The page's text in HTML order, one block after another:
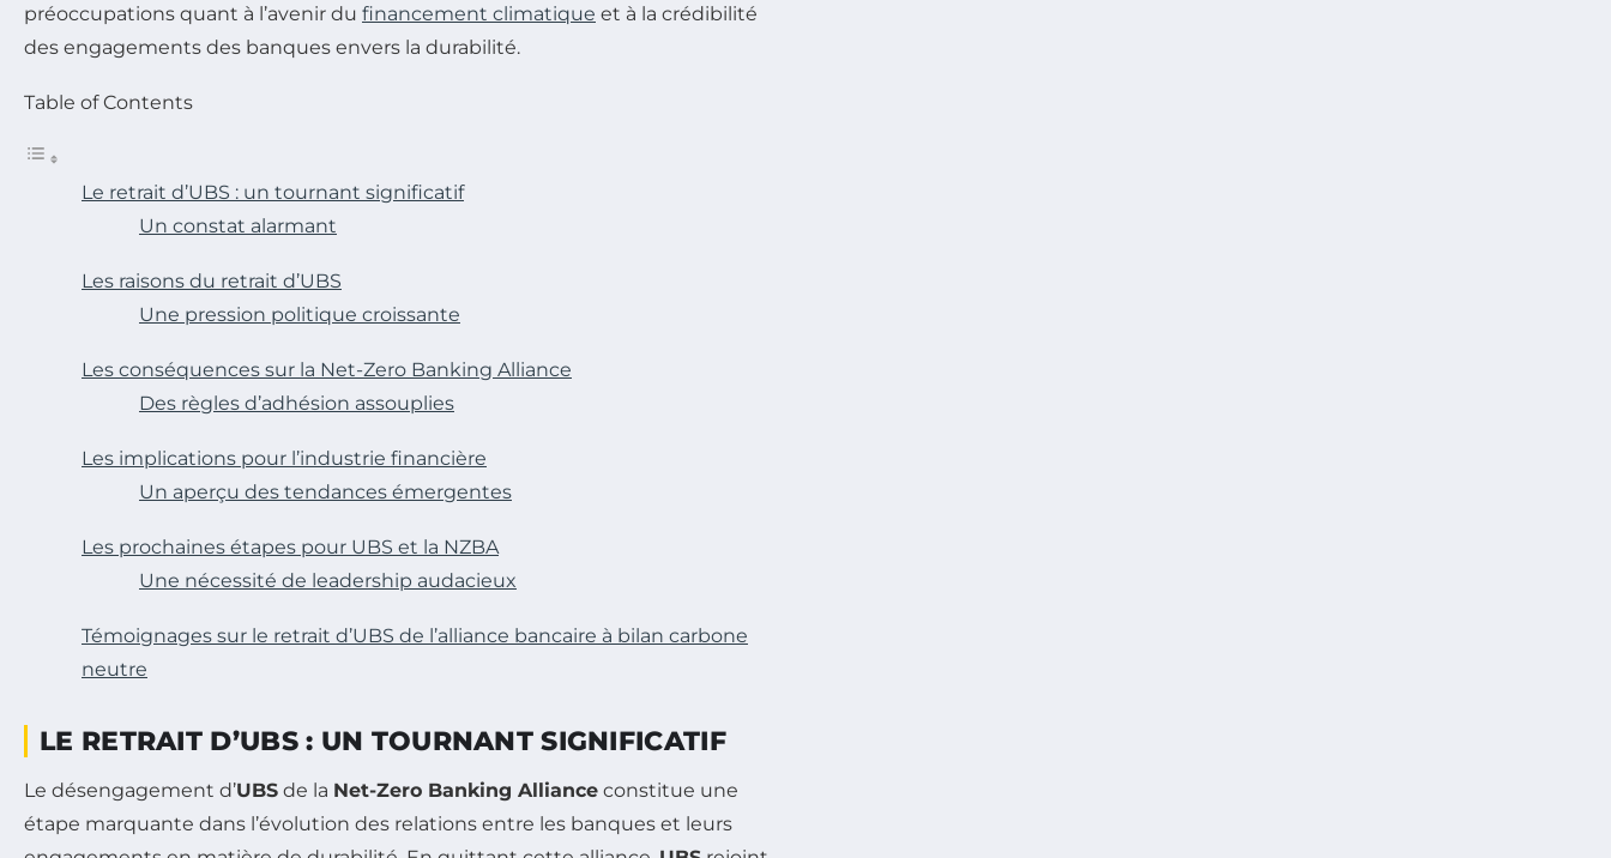
préoccupations quant à l’avenir du financement climatique et à la crédibilité
des engagements des banques envers la durabilité.
Table of Contents
Le retrait d’UBS : un tournant significatif
Un constat alarmant
Les raisons du retrait d’UBS
Une pression politique croissante
Les conséquences sur la Net-Zero Banking Alliance
Des règles d’adhésion assouplies
Les implications pour l’industrie financière
Un aperçu des tendances émergentes
Les prochaines étapes pour UBS et la NZBA
Une nécessité de leadership audacieux
Témoignages sur le retrait d’UBS de l’alliance bancaire à bilan carbone
neutre
LE RETRAIT D’UBS : UN TOURNANT SIGNIFICATIF
Le désengagement d’UBS de la Net-Zero Banking Alliance constitue une
étape marquante dans l’évolution des relations entre les banques et leurs